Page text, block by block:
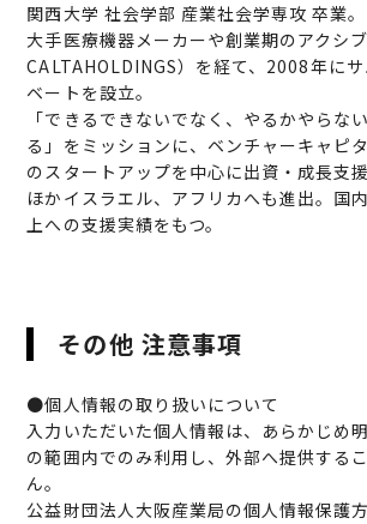
関西大学 社会学部 産業社会学専攻 卒業。
大手医療機器メーカーや創業期のアクシ
CALTAHOLDINGS）を経て、2008年に
ベートを設立。
「できるできないでなく、やるかやらな
る」をミッションに、ベンチャーキャピ
のスタートアップを中心に出資・成長支
ほかイスラエル、アフリカへも進出。国
上への支援実績をもつ。
その他 注意事項
●個人情報の取り扱いについて
入力いただいた個人情報は、あらかじめ
の範囲内でのみ利用し、外部へ提供する
ん。
公益財団法人大阪産業局の個人情報保護